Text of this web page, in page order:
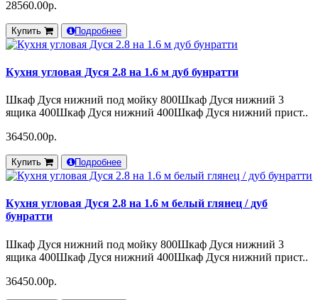
28560.00р.
Купить Подробнее
Кухня угловая Дуся 2.8 на 1.6 м дуб бунратти
Шкаф Дуся нижний под мойку 800Шкаф Дуся нижний 3
ящика 400Шкаф Дуся нижний 400Шкаф Дуся нижний прист..
36450.00р.
Купить Подробнее
Кухня угловая Дуся 2.8 на 1.6 м белый глянец / дуб
бунратти
Шкаф Дуся нижний под мойку 800Шкаф Дуся нижний 3
ящика 400Шкаф Дуся нижний 400Шкаф Дуся нижний прист..
36450.00р.